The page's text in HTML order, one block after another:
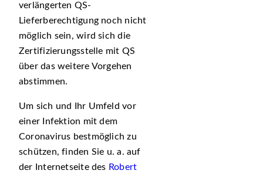
verlängerten QS-
Lieferberechtigung noch nicht
möglich sein, wird sich die
Zertifizierungsstelle mit QS
über das weitere Vorgehen
abstimmen.
Um sich und Ihr Umfeld vor
einer Infektion mit dem
Coronavirus bestmöglich zu
schützen, finden Sie u. a. auf
der Internetseite des Robert